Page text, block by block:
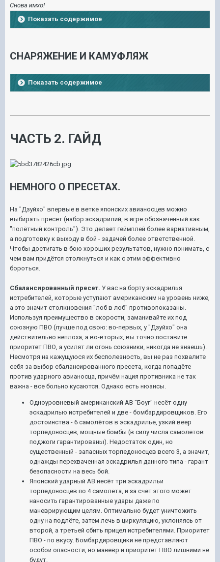
Снова имхо!
Показать содержимое
СНАРЯЖЕНИЕ И КАМУФЛЯЖ
Показать содержимое
ЧАСТЬ 2. ГАЙД
НЕМНОГО О ПРЕСЕТАХ.
На "Дзуйхо" впервые в ветке японских авианосцев можно
выбирать пресет (набор эскадрилий, в игре обозначенный как
"полётный контроль"). Это делает геймплей более вариативным,
а подготовку к выходу в бой - задачей более ответственной.
Чтобы достигать в бою хороших результатов, нужно понимать, с
чем вам придётся столкнуться и как с этим эффективно
бороться.
Сбалансированный пресет. У вас на борту эскадрилья
истребителей, которые уступают американским на уровень ниже,
а это значит столкновения "лоб в лоб" противопоказаны.
Используя преимущество в скорости, заманивайте их под
союзную ПВО (лучше под свою: во-первых, у "Дзуйхо" она
действительно неплоха, а во-вторых, вы точно поставите
приоритет ПВО, а усилят ли огонь союзники, никогда не знаешь).
Несмотря на кажущуюся их бесполезность, вы не раз похвалите
себя за выбор сбалансированного пресета, когда попадёте
против ударного авианосца, причём нация противника не так
важна - все больно кусаются. Однако есть нюансы.
Одноуровневый американский АВ "Боуг" несёт одну
эскадрилью истребителей и две - бомбардировщиков. Его
достоинства - 6 самолётов в эскадрилье, узкий веер
торпедоносцев, мощные бомбы (в силу числа самолётов
поджоги гарантированы). Недостаток один, но
существенный - запасных торпедоносцев всего 3, а значит,
однажды перехваченная эскадрилья данного типа - гарант
безопасности на весь бой.
Японский ударный АВ несёт три эскадрильи
торпедоносцев по 4 самолёта, и за счёт этого может
наносить гарантированные удары даже по
маневрирующим целям. Оптимально будет уничтожить
одну на подлёте, затем лечь в циркуляцию, уклоняясь от
второй, а третьей сбить прицел истребителями. Приоритет
ПВО - по вкусу. Бомбардировщики не представляют
особой опасности, но манёвр и приоритет ПВО лишними не
будут.